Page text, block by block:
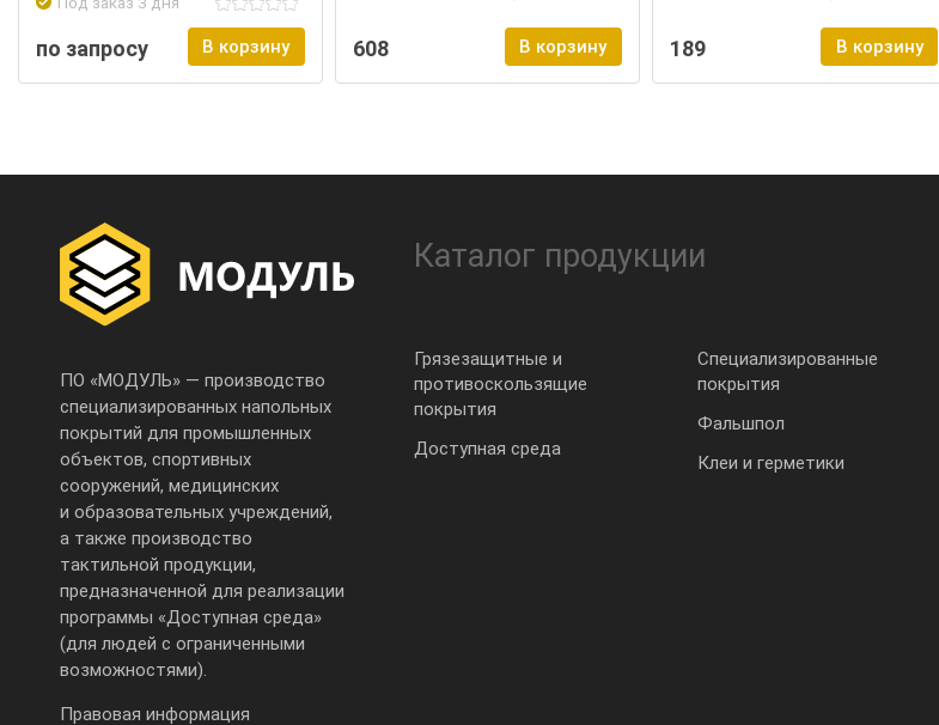
по запросу В корзину 608 В корзину 189 В корзину
ПО «МОДУЛЬ» — производство
специализированных напольных
покрытий для промышленных
объектов, спортивных
сооружений, медицинских
и образовательных учреждений,
а также производство
тактильной продукции,
предназначенной для реализации
программы «Доступная среда»
(для людей с ограниченными
возможностями).
Правовая информация
Каталог продукции
Грязезащитные и
противоскользящие
покрытия
Доступная среда
Специализированные
покрытия
Фальшпол
Клеи и герметики